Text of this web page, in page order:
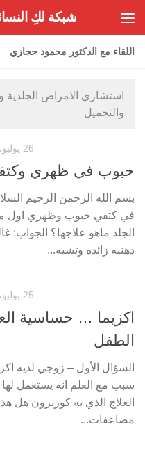
شبكة لكِ
اللقاء مع الدكتور محمود حجازي
استشاري الامراض الجلدية
والتجميل
26 يوليو، 2010
حبوب في ظهري
بسم الله الرحمن الرحيم
في كتفي حبوب وظهري اول
الجلد ماهو علاجها؟ الجواب:
دهنيه زائده وتشبه...
25 يوليو، 2010
اكزيما … حساسية
الطفل
السؤال الأول – زوجي لديه
سبب مع العلم انه يستعمل
العلاج الذي به كورتزون هل
مضاعفات...